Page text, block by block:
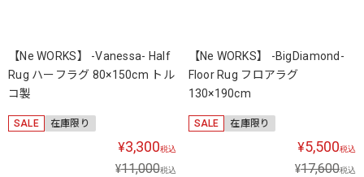
【Ne WORKS】 -Vanessa- Half
Rug ハーフラグ 80×150cm トル
コ製
SALE 在庫限り
¥3,300税込
¥11,000税込
【Ne WORKS】 -BigDiamond-
Floor Rug フロアラグ
130×190cm
SALE 在庫限り
¥5,500税込
¥17,600税込